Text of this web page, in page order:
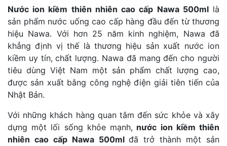
Nước ion kiềm thiên nhiên cao cấp Nawa 500mllà
sản phẩm nước uống cao cấp hàng đầu đến từ thương
hiệu Nawa. Với hơn 25 năm kinh nghiệm, Nawa đã
khẳng định vị thế là thương hiệu sản xuất nước ion
kiềm uy tín, chất lượng. Nawa đã mang đến cho người
tiêu dùng Việt Nam một sản phẩm chất lượng cao,
được sản xuất bằng công nghệ điện giải tiên tiến của
Nhật Bản.
Với những khách hàng quan tâm đến sức khỏe và xây
dựng một lối sống khỏe mạnh, nước ion kiềm thiên
nhiên cao cấp Nawa 500mlđã trở thành một sản